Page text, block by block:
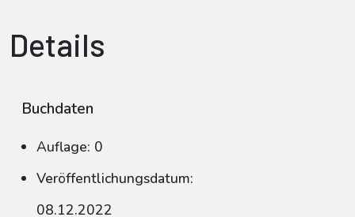
Details
Buchdaten
Auflage: 0
Veröffentlichungsdatum:
08.12.2022